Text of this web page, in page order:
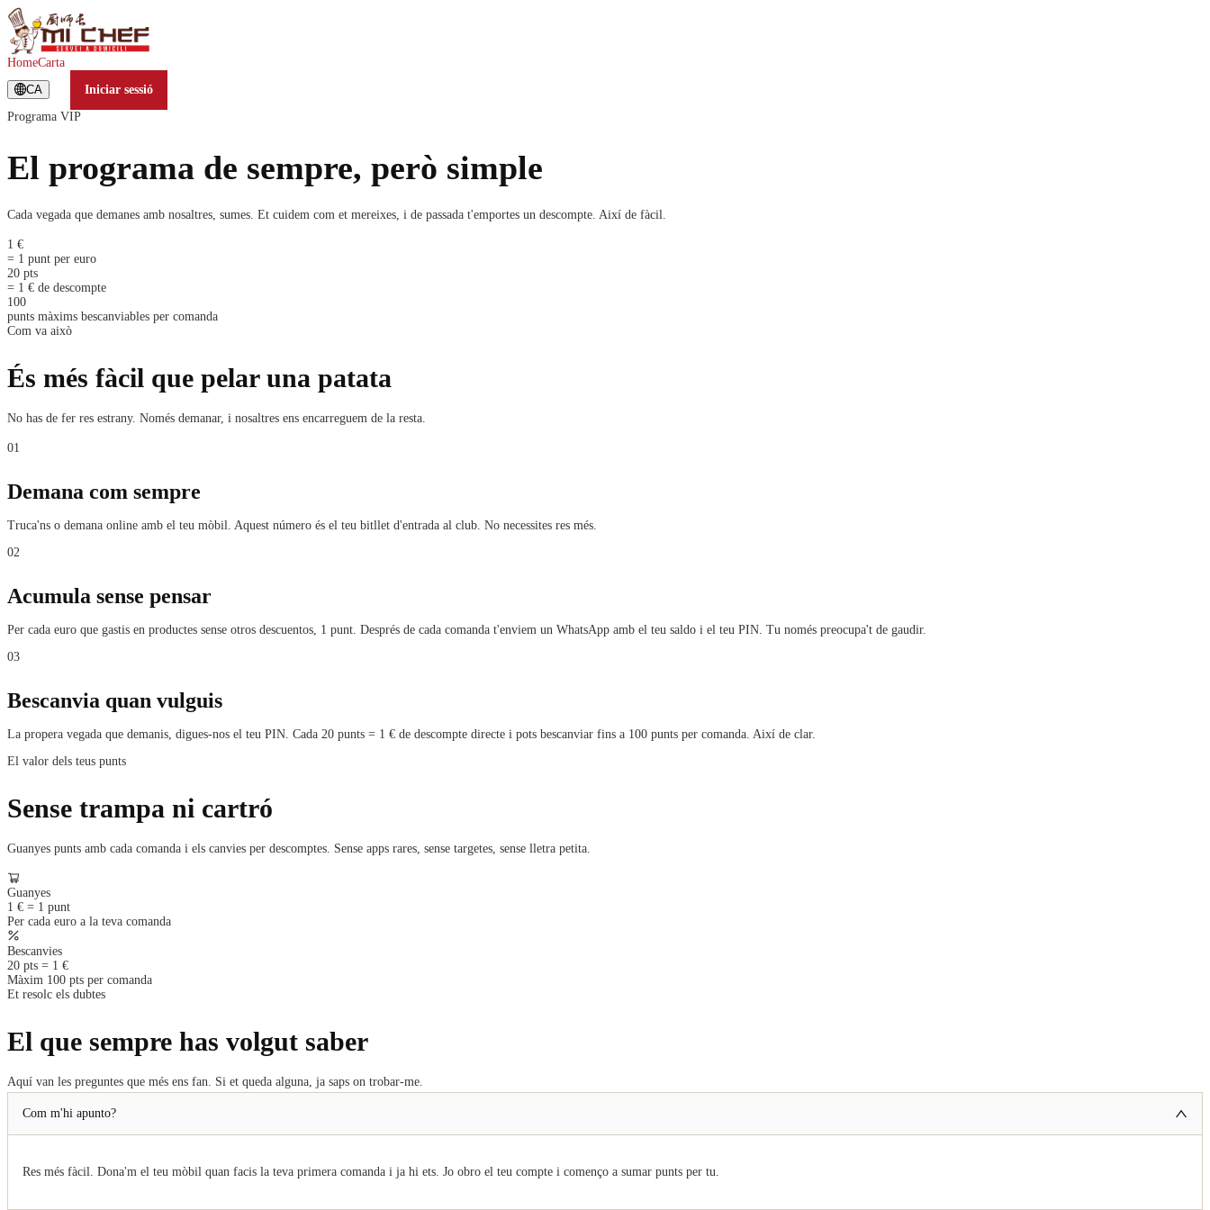
HomeCarta
CA
Iniciar sessió
Programa VIP
El programa de sempre, però simple
Cada vegada que demanes amb nosaltres, sumes. Et cuidem com et mereixes, i de passada t'emportes un descompte. Així de fàcil.
1 €
= 1 punt per euro
20 pts
= 1 € de descompte
100
punts màxims bescanviables per comanda
Com va això
És més fàcil que pelar una patata
No has de fer res estrany. Només demanar, i nosaltres ens encarreguem de la resta.
01
Demana com sempre
Truca'ns o demana online amb el teu mòbil. Aquest número és el teu bitllet d'entrada al club. No necessites res més.
02
Acumula sense pensar
Per cada euro que gastis en productes sense otros descuentos, 1 punt. Després de cada comanda t'enviem un WhatsApp amb el teu saldo i el teu PIN. Tu només preocupa't de gaudir.
03
Bescanvia quan vulguis
La propera vegada que demanis, digues-nos el teu PIN. Cada 20 punts = 1 € de descompte directe i pots bescanviar fins a 100 punts per comanda. Així de clar.
El valor dels teus punts
Sense trampa ni cartró
Guanyes punts amb cada comanda i els canvies per descomptes. Sense apps rares, sense targetes, sense lletra petita.
Guanyes
1 € = 1 punt
Per cada euro a la teva comanda
Bescanvies
20 pts = 1 €
Màxim 100 pts per comanda
Et resolc els dubtes
El que sempre has volgut saber
Aquí van les preguntes que més ens fan. Si et queda alguna, ja saps on trobar-me.
Com m'hi apunto?
Res més fàcil. Dona'm el teu mòbil quan facis la teva primera comanda i ja hi ets. Jo obro el teu compte i començo a sumar punts per tu.